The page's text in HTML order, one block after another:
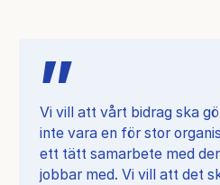
Vi vill att vårt bidrag ska
inte vara en för stor
ett tätt samarbete med
jobbar med. Vi vill att det